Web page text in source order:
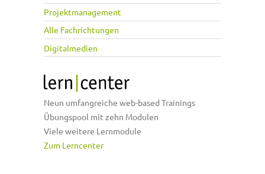
Projektmanagement
Alle Fachrichtungen
Digitalmedien
Neun umfangreiche web-based Trainings
Übungspool mit zehn Modulen
Viele weitere Lernmodule
Zum Lerncenter